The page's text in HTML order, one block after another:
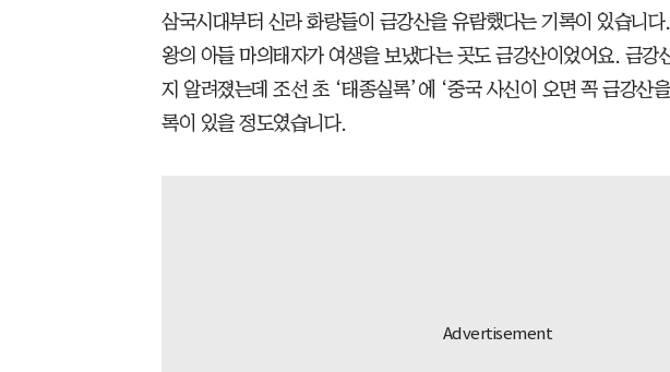
삼국시대부터 신라 화랑들이 금강산을 유람했다는 기록이 있습니
왕의 아들 마의태자가 여생을 보냈다는 곳도 금강산이었어요. 금강
지 알려졌는데 조선 초 ‘태종실록’에 ‘중국 사신이 오면 꼭 금강산
록이 있을 정도였습니다.